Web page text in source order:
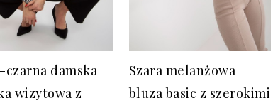
czarna damska
wizytowa z
Szara melanżowa
bluza basic z szerokimi